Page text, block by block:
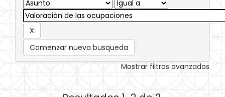
Comenzar nueva busqueda
Mostrar filtros avanzados